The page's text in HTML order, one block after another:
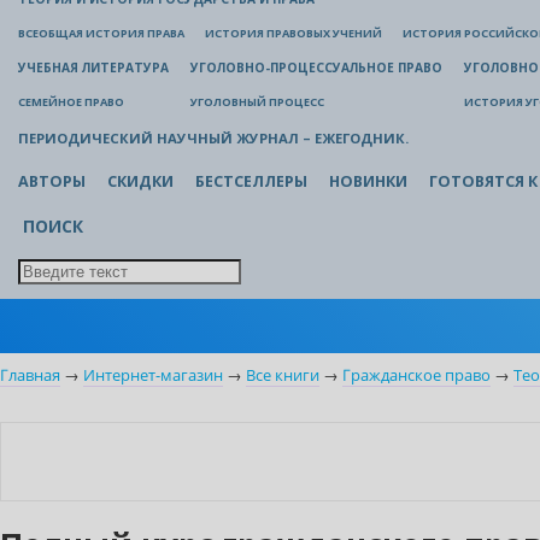
ВСЕОБЩАЯ ИСТОРИЯ ПРАВА ИСТОРИЯ ПРАВОВЫХ УЧЕНИЙ ИСТОРИЯ
УЧЕБНАЯ ЛИТЕРАТУРА
СЕМЕЙНОЕ ПРАВО
УГОЛОВНО-ПРОЦЕССУАЛЬНОЕ ПРАВО
УГОЛОВНЫЙ ПРОЦЕСС ИСТОРИЯ
ПЕРИОДИЧЕСКИЙ НАУЧНЫЙ ЖУРНАЛ – ЕЖЕГОДНИК.
АВТОРЫ СКИДКИ БЕСТСЕЛЛЕРЫ НОВИНКИ ГОТОВЯТСЯ
ПОИСК
Главная → Интернет-магазин → Все книги → Гражданское право →